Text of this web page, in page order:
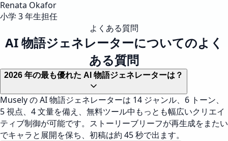
Renata Okafor
小学 3 年生担任
よくある質問
AI 物語ジェネレーターについてのよく
ある質問
2026 年の最も優れた AI 物語ジェネレーターは？
Musely の AI 物語ジェネレーターは 14 ジャンル、6 トーン、
5 視点、4 文量を備え、無料ツール中もっとも幅広いクリエイ
ティブ制御が可能です。ストーリーブリーフが再生成をまたい
でキャラと展開を保ち、初稿は約 45 秒で出ます。